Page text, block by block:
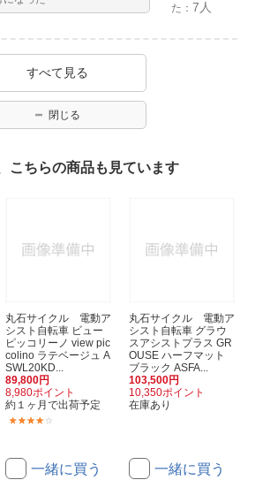
た：7人
すべて見る
閉じる
こちらの商品も見ています
丸石サイクル 電動ア
シスト自転車 ビュー
ピッコリーノ view pic
colino ラテベージュ A
SWL20KD...
89,800円
8,980ポイント
約１ヶ月で出荷予定
一緒に買う
丸石サイクル 電動ア
シスト自転車 グラウ
スアシストプラス GR
OUSE ハーフマット
ブラック ASFA...
103,500円
10,350ポイント
在庫あり
一緒に買う